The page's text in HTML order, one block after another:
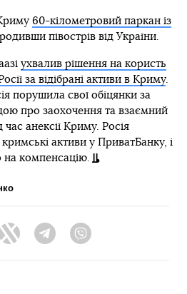
60-кілометровий паркан із
півострів від України.
ухвалив рішення на користь
за відібрані активи в Криму.
порушила свої обіцянки за
про заохочення та взаємний
час анексії Криму. Росія
активи у ПриватБанку, і
на компенсацію.
Twitter Telegram